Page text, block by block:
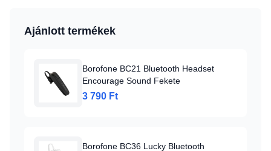
Ajánlott termékek
Borofone BC21 Bluetooth Headset
Encourage Sound Fekete
3 790 Ft
Borofone BC36 Lucky Bluetooth